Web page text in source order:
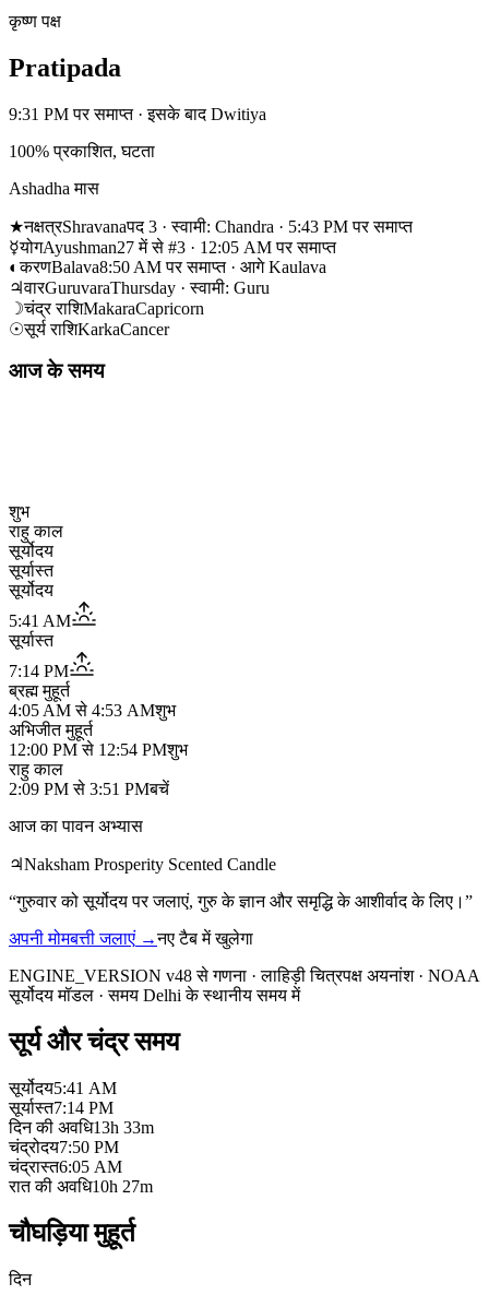
कृष्ण पक्ष
Pratipada
9:31 PM पर समाप्त · इसके बाद Dwitiya
100% प्रकाशित, घटता
Ashadha मास
★नक्षत्रShravanaपद 3 · स्वामी: Chandra · 5:43 PM पर समाप्त
☿योगAyushman27 में से #3 · 12:05 AM पर समाप्त
◐करणBalava8:50 AM पर समाप्त · आगे Kaulava
♃वारGuruvaraThursday · स्वामी: Guru
☽चंद्र राशिMakaraCapricorn
☉सूर्य राशिKarkaCancer
आज के समय
शुभ
राहु काल
सूर्योदय
सूर्यास्त
सूर्योदय
5:41 AM
सूर्यास्त
7:14 PM
ब्रह्म मुहूर्त
4:05 AM से 4:53 AMशुभ
अभिजीत मुहूर्त
12:00 PM से 12:54 PMशुभ
राहु काल
2:09 PM से 3:51 PMबचें
आज का पावन अभ्यास
♃Naksham Prosperity Scented Candle
“गुरुवार को सूर्योदय पर जलाएं, गुरु के ज्ञान और समृद्धि के आशीर्वाद के लिए। ”
अपनी मोमबत्ती जलाएं →नए टैब में खुलेगा
ENGINE_VERSION v48 से गणना ·लाहिड़ी चित्रपक्ष अयनांश· NOAA
सूर्योदय मॉडल ·समय Delhi के स्थानीय समय में
सूर्य और चंद्र समय
सूर्योदय5:41 AM
सूर्यास्त7:14 PM
दिन की अवधि13h 33m
चंद्रोदय7:50 PM
चंद्रास्त6:05 AM
रात की अवधि10h 27m
चौघड़िया मुहूर्त
दिन